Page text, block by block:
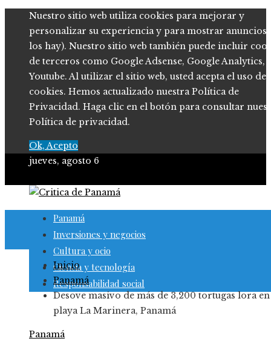
Nuestro sitio web utiliza cookies para mejorar y
personalizar su experiencia y para mostrar anuncios
los hay). Nuestro sitio web también puede incluir
de terceros como Google Adsense, Google Analytics,
Youtube. Al utilizar el sitio web, usted acepta el uso de
cookies. Hemos actualizado nuestra Política de
Privacidad. Haga clic en el botón para consultar
Política de privacidad.
Ok, Acepto
jueves, agosto 6
Panamá
Inversiones y negocios
Cultura y ocio
Ciencia y tecnología
Responsabilidad social
Inicio
Panamá
Desove masivo de más de 3,200 tortugas lora en
playa La Marinera, Panamá
Panamá